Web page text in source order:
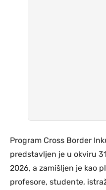
Program Cross Border
predstavljen je u okviru
2026, a zamišljen je kao
profesore, studente,